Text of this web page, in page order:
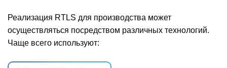
Реализация RTLS для производства может
осуществляться посредством различных технологий.
Чаще всего используют: